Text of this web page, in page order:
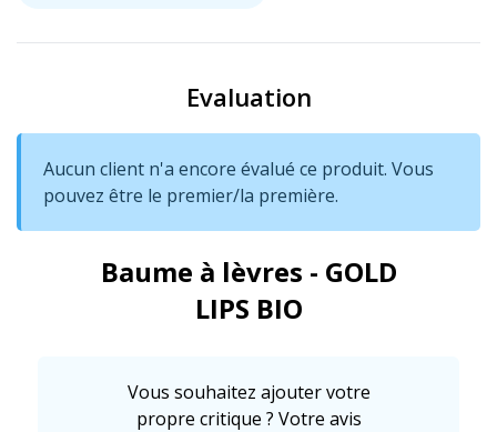
Evaluation
Aucun client n'a encore évalué ce produit. Vous
pouvez être le premier/la première.
Baume à lèvres - GOLD
LIPS BIO
Vous souhaitez ajouter votre
propre critique ? Votre avis